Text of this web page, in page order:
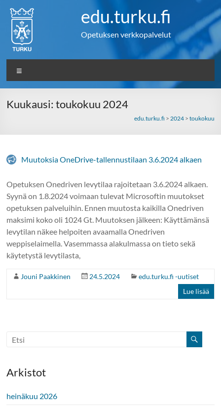
content
edu.turku.fi
Opetuksen verkkopalvelut
Kuukausi:toukokuu 2024
edu.turku.fi > 2024> toukokuu
Muutoksia OneDrive-tallennustilaan 3.6.2024 alkaen
Opetuksen Onedriven levytilaa rajoitetaan 3.6.2024 alkaen.
Syynä on 1.8.2024 voimaan tulevat Microsoftin muutokset
opetuksen palveluihin. Ennen muutosta kaikilla Onedriven
maksimi koko oli 1024 Gt. Muutoksen jälkeen: Käyttämänsä
levytilan näkee helpoiten avaamalla Onedriven
weppiselaimella. Vasemmassa alakulmassa on tieto sekä
käytetystä levytilasta,
Jouni Paakkinen 24.5.2024
edu.turku.fi -uutiset
Lue lisää
Arkistot
heinäkuu 2026